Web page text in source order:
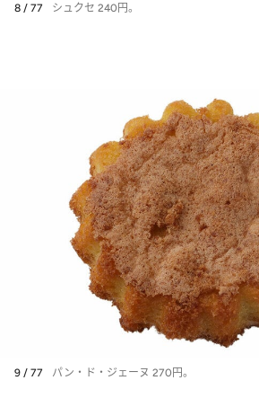
8 / 77 シュクセ 240円。
9 / 77 パン・ド・ジェーヌ 270円。